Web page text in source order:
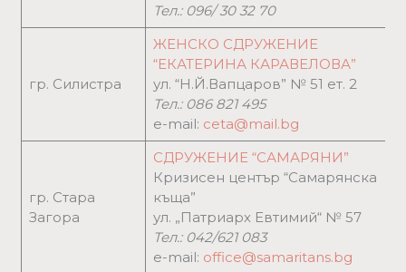
Тел.: 096/ 30 32 70
гр. Силистра
ЖЕНСКО СДРУЖЕНИЕ
“ЕКАТЕРИНА КАРАВЕЛОВА”
ул. “Н.Й.Вапцаров” № 51 ет. 2
Тел.: 086 821 495
e-mail: ceta@mail.bg
гр. Стара
Загора
СДРУЖЕНИЕ “САМАРЯНИ”
Кризисен център “Самарянска
къща”
ул. „Патриарх Евтимий“ № 57
Тел.: 042/621 083
e-mail: office@samaritans.bg